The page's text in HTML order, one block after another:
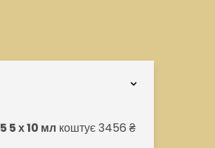
5 х 10 мл коштує 3456 ₴